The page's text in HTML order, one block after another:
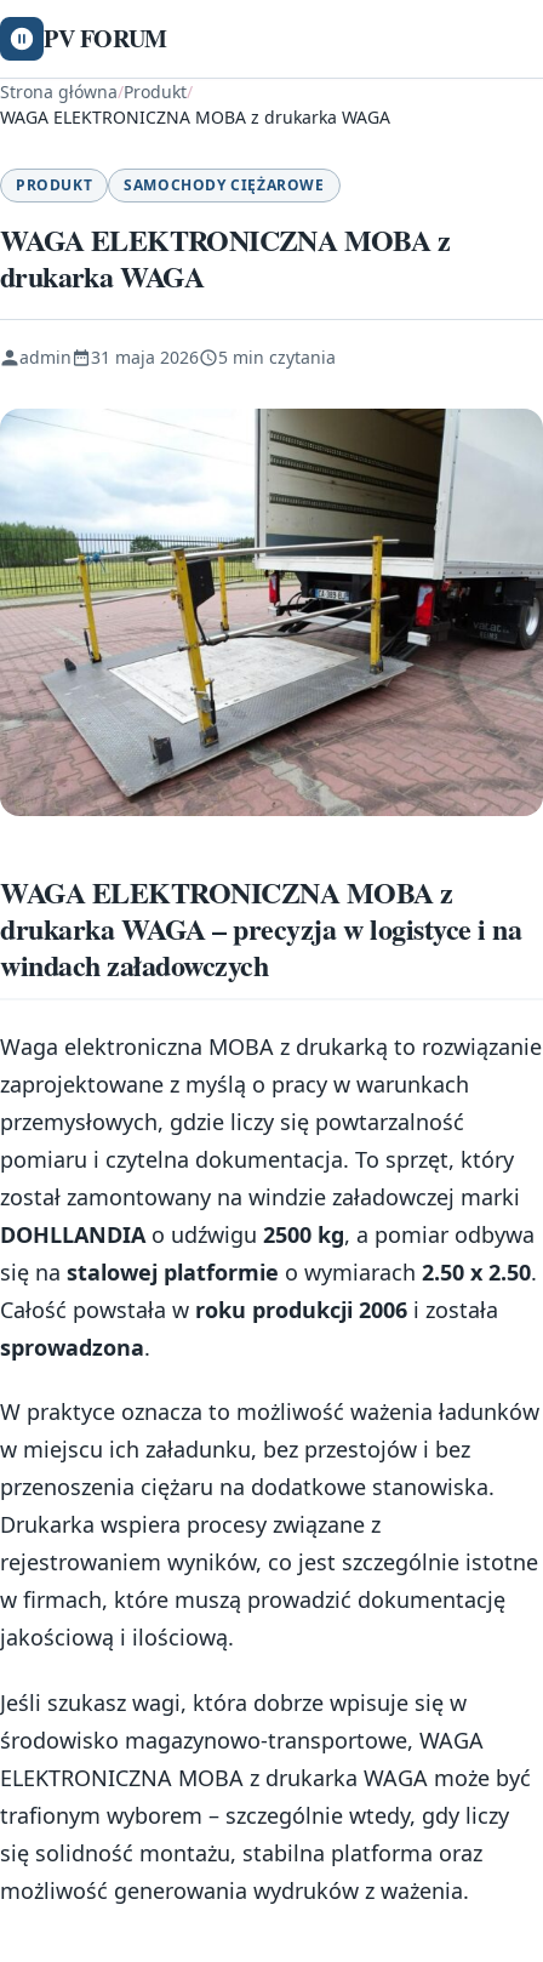
PV FORUM
Strona główna/Produkt/
WAGA ELEKTRONICZNA MOBA z drukarka WAGA
PRODUKT SAMOCHODY CIĘŻAROWE
WAGA ELEKTRONICZNA MOBA z
drukarka WAGA
admin 31 maja 2026 5 min czytania
WAGA ELEKTRONICZNA MOBA z
drukarka WAGA – precyzja w logistyce i na
windach załadowczych
Waga elektroniczna MOBA z drukarką to rozwiązanie
zaprojektowane z myślą o pracy w warunkach
przemysłowych, gdzie liczy się powtarzalność
pomiaru i czytelna dokumentacja. To sprzęt, który
został zamontowany na windzie załadowczej marki
DOHLLANDIA o udźwigu 2500 kg, a pomiar odbywa
się na stalowej platformie o wymiarach 2.50 x 2.50.
Całość powstała w roku produkcji 2006 i została
sprowadzona.
W praktyce oznacza to możliwość ważenia ładunków
w miejscu ich załadunku, bez przestojów i bez
przenoszenia ciężaru na dodatkowe stanowiska.
Drukarka wspiera procesy związane z
rejestrowaniem wyników, co jest szczególnie istotne
w firmach, które muszą prowadzić dokumentację
jakościową i ilościową.
Jeśli szukasz wagi, która dobrze wpisuje się w
środowisko magazynowo-transportowe, WAGA
ELEKTRONICZNA MOBA z drukarka WAGA może być
trafionym wyborem – szczególnie wtedy, gdy liczy
się solidność montażu, stabilna platforma oraz
możliwość generowania wydruków z ważenia.